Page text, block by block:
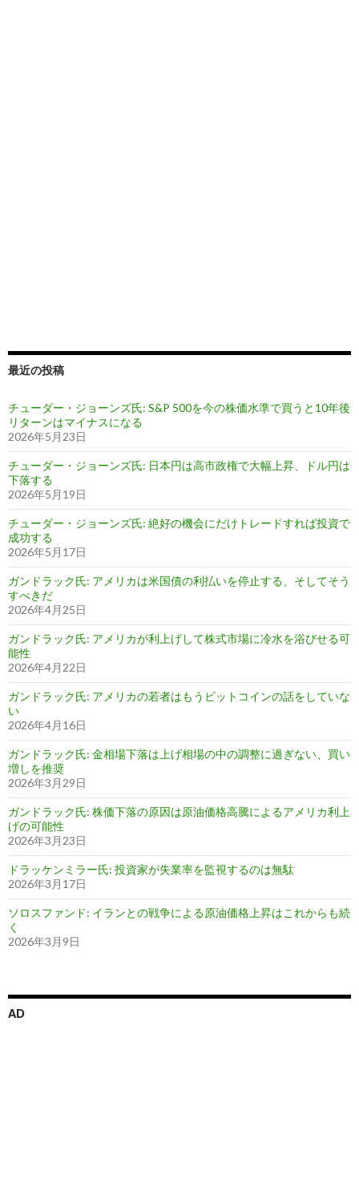
最近の投稿
チューダー・ジョーンズ氏: S&P 500を今の株価水準で買うと10年後
リターンはマイナスになる
2026年5月23日
チューダー・ジョーンズ氏: 日本円は高市政権で大幅上昇、ドル円は
下落する
2026年5月19日
チューダー・ジョーンズ氏: 絶好の機会にだけトレードすれば投資で
成功する
2026年5月17日
ガンドラック氏: アメリカは米国債の利払いを停止する、そしてそう
すべきだ
2026年4月25日
ガンドラック氏: アメリカが利上げして株式市場に冷水を浴びせる可
能性
2026年4月22日
ガンドラック氏: アメリカの若者はもうビットコインの話をしていな
い
2026年4月16日
ガンドラック氏: 金相場下落は上げ相場の中の調整に過ぎない、買い
増しを推奨
2026年3月29日
ガンドラック氏: 株価下落の原因は原油価格高騰によるアメリカ利上
げの可能性
2026年3月23日
ドラッケンミラー氏: 投資家が失業率を監視するのは無駄
2026年3月17日
ソロスファンド: イランとの戦争による原油価格上昇はこれからも続
く
2026年3月9日
AD